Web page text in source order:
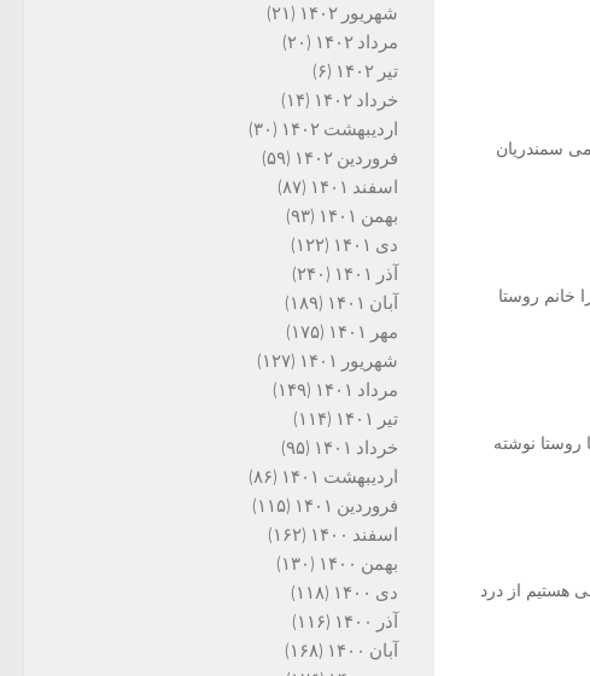
سمندریان
خانم روستا
روستا نوشته
هستیم از درد
شهریور ۱۴۰۲
(۲۱)
مرداد ۱۴۰۲
(۲۰)
تیر ۱۴۰۲
(۶)
خرداد ۱۴۰۲
(۱۴)
اردیبهشت ۱۴۰۲
(۳۰)
فروردین ۱۴۰۲
(۵۹)
اسفند ۱۴۰۱
(۸۷)
بهمن ۱۴۰۱
(۹۳)
دی ۱۴۰۱
(۱۲۲)
آذر ۱۴۰۱
(۲۴۰)
آبان ۱۴۰۱
(۱۸۹)
مهر ۱۴۰۱
(۱۷۵)
شهریور ۱۴۰۱
(۱۲۷)
مرداد ۱۴۰۱
(۱۴۹)
تیر ۱۴۰۱
(۱۱۴)
خرداد ۱۴۰۱
(۹۵)
اردیبهشت ۱۴۰۱
(۸۶)
فروردین ۱۴۰۱
(۱۱۵)
اسفند ۱۴۰۰
(۱۶۲)
بهمن ۱۴۰۰
(۱۳۰)
دی ۱۴۰۰
(۱۱۸)
آذر ۱۴۰۰
(۱۱۶)
آبان ۱۴۰۰
(۱۶۸)